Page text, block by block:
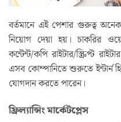
বর্তমানে এই পেশার গুরুত্ব অনেক
নিয়োগ দেয়া হয়। চাকরির
কন্টেন্ট/কপি রাইটার/স্ক্রিপ্ট
এসব কোম্পানিতে শুরুতে ইন্টার্ন
যোগদান করতে পারেন।
ফ্রিল্যান্সিং মার্কেটপ্লেস